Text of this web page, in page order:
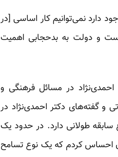
دارد نمی‌توانیم کار اساسی [در
و دولت به بدحجابی اهمیت
در مسائل فرهنگی و
و گفته‌های دکتر احمدی‌نژاد در
طولانی دارد. در حدود یک
احساس کردم که یک نوع تسامح